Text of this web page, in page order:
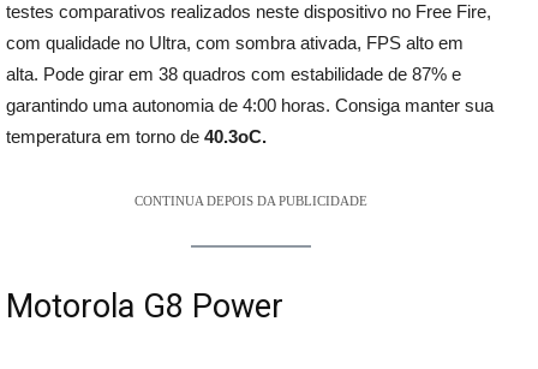
testes comparativos realizados neste dispositivo no Free Fire,
com qualidade no Ultra, com sombra ativada, FPS alto em
alta. Pode girar em 38 quadros com estabilidade de 87% e
garantindo uma autonomia de 4:00 horas. Consiga manter sua
temperatura em torno de 40.3oC.
CONTINUA DEPOIS DA PUBLICIDADE
Motorola G8 Power